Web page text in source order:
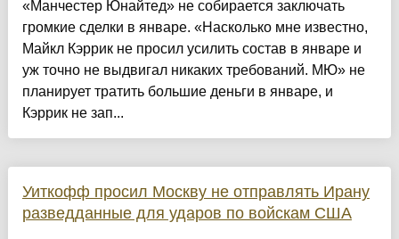
«Манчестер Юнайтед» не собирается заключать
громкие сделки в январе. «Насколько мне известно,
Майкл Кэррик не просил усилить состав в январе и
уж точно не выдвигал никаких требований. МЮ» не
планирует тратить большие деньги в январе, и
Кэррик не зап...
Уиткофф просил Москву не отправлять Ирану
разведданные для ударов по войскам США